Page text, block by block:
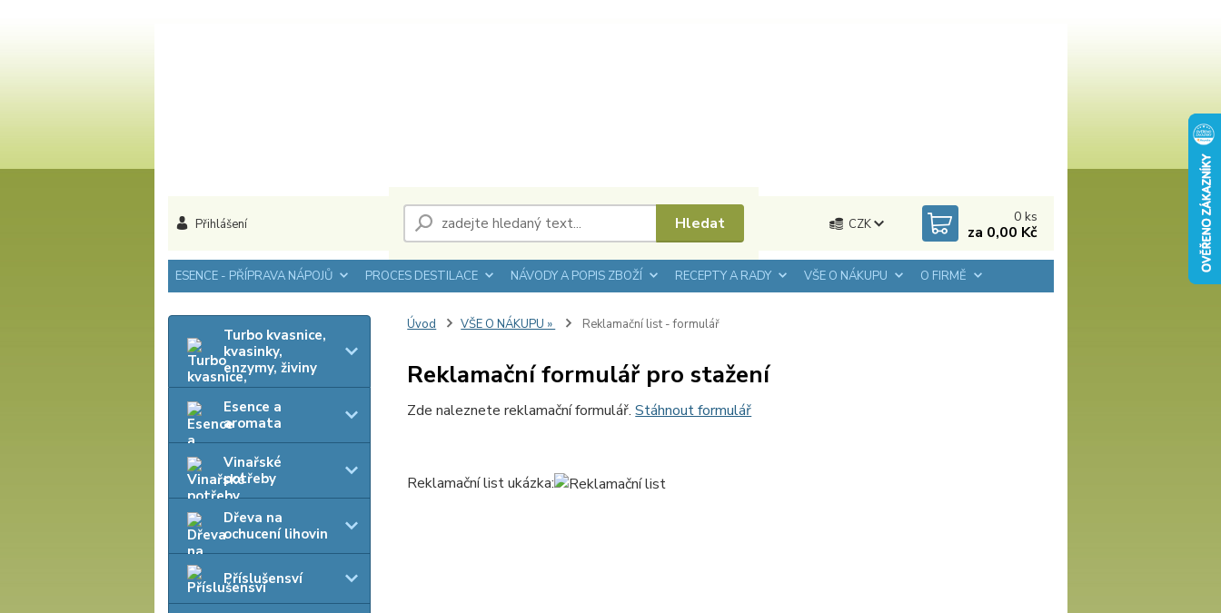
ESENCE - PŘÍPRAVA NÁPOJŮ PROCES DESTILACE NÁVODY A POPIS ZBOŽÍ RECEPTY A RADY VŠE O NÁKUPU O FIRMĚ
CZK
Přihlášení Hledat 0 ks
za 0,00 Kč
Turbo kvasnice,
kvasinky,
enzymy, živiny
Esence a
aromata
Vinařské
potřeby
Dřeva na
ochucení lihovin
Příslušensví
Úvod VŠE O NÁKUPU » Reklamační list - formulář
Reklamační formulář pro stažení
Zde naleznete reklamační formulář.Stáhnout formulář
Reklamační list ukázka: